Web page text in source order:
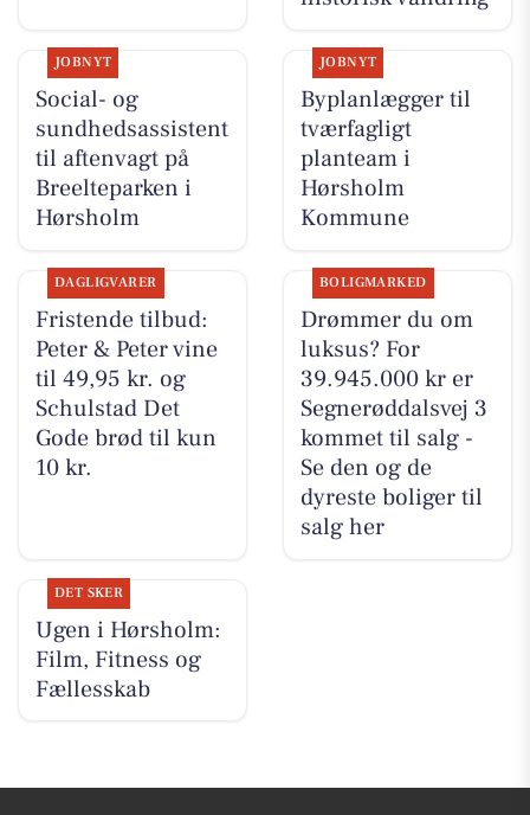
JOBNYT
Social- og
sundhedsassistent
til aftenvagt på
Breelteparken i
Hørsholm
JOBNYT
Byplanlægger til
tværfagligt
planteam i
Hørsholm
Kommune
DAGLIGVARER
Fristende tilbud:
Peter & Peter vine
til 49,95 kr. og
Schulstad Det
Gode brød til kun
10 kr.
BOLIGMARKED
Drømmer du om
luksus? For
39.945.000 kr er
Segnerøddalsvej 3
kommet til salg -
Se den og de
dyreste boliger til
salg her
DET SKER
Ugen i Hørsholm:
Film, Fitness og
Fællesskab